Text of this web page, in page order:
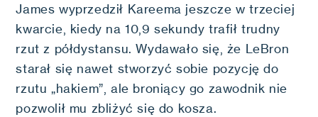
James wyprzedził Kareema jeszcze w trzeciej
kwarcie, kiedy na 10,9 sekundy trafił trudny
rzut z półdystansu. Wydawało się, że LeBron
starał się nawet stworzyć sobie pozycję do
rzutu „hakiem”, ale broniący go zawodnik nie
pozwolił mu zbliżyć się do kosza.